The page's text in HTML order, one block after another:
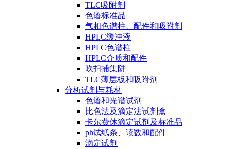
TLC吸附剂
色谱标准品
气相色谱柱、配件和吸附剂
HPLC缓冲液
HPLC色谱柱
HPLC介质和配件
吹扫捕集阱
TLC薄层板和吸附剂
分析试剂与耗材
色谱和光谱试剂
比色法及滴定法试剂盒
卡尔费休滴定试剂及标准品
ph试纸条、读数和配件
滴定试剂